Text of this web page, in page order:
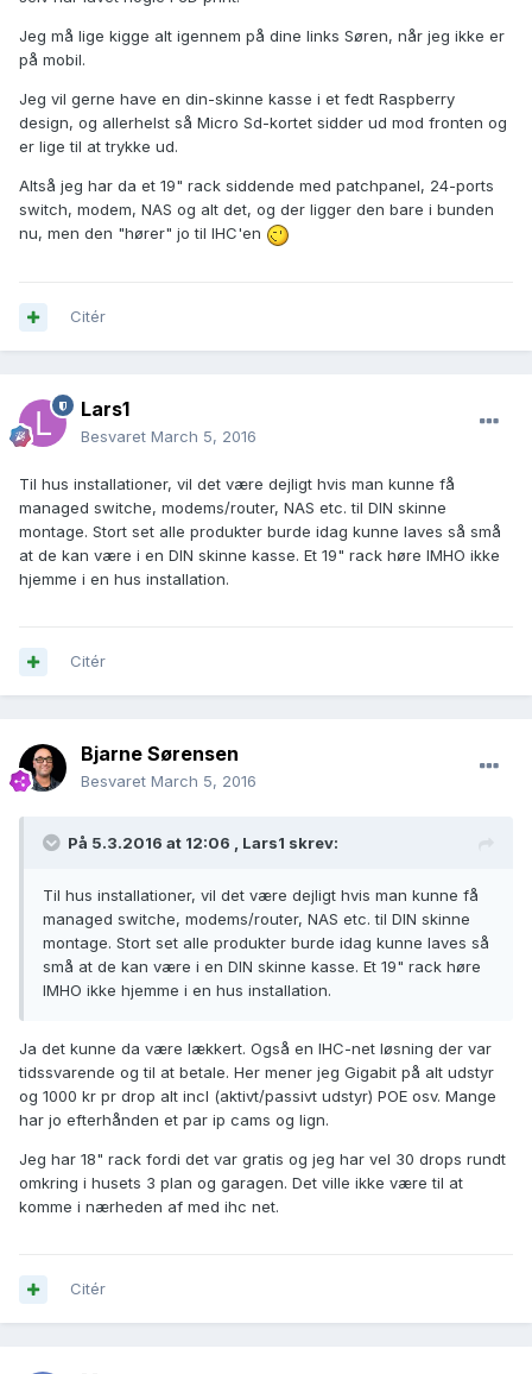
Jeg må lige kigge alt igennem på dine links Søren, når jeg ikke er
på mobil.
Jeg vil gerne have en din-skinne kasse i et fedt Raspberry
design, og allerhelst så Micro Sd-kortet sidder ud mod fronten og
er lige til at trykke ud.
Altså jeg har da et 19" rack siddende med patchpanel, 24-ports
switch, modem, NAS og alt det, og der ligger den bare i bunden
nu, men den "hører" jo til IHC'en
Citér
Lars1
Besvaret March 5, 2016
Til hus installationer, vil det være dejligt hvis man kunne få
managed switche, modems/router, NAS etc. til DIN skinne
montage. Stort set alle produkter burde idag kunne laves så små
at de kan være i en DIN skinne kasse. Et 19" rack høre IMHO ikke
hjemme i en hus installation.
Citér
Bjarne Sørensen
Besvaret March 5, 2016
På 5.3.2016 at 12:06 , Lars1 skrev:
Til hus installationer, vil det være dejligt hvis man kunne få
managed switche, modems/router, NAS etc. til DIN skinne
montage. Stort set alle produkter burde idag kunne laves så
små at de kan være i en DIN skinne kasse. Et 19" rack høre
IMHO ikke hjemme i en hus installation.
Ja det kunne da være lækkert. Også en IHC-net løsning der var
tidssvarende og til at betale. Her mener jeg Gigabit på alt udstyr
og 1000 kr pr drop alt incl (aktivt/passivt udstyr) POE osv. Mange
har jo efterhånden et par ip cams og lign.
Jeg har 18" rack fordi det var gratis og jeg har vel 30 drops rundt
omkring i husets 3 plan og garagen. Det ville ikke være til at
komme i nærheden af med ihc net.
Citér